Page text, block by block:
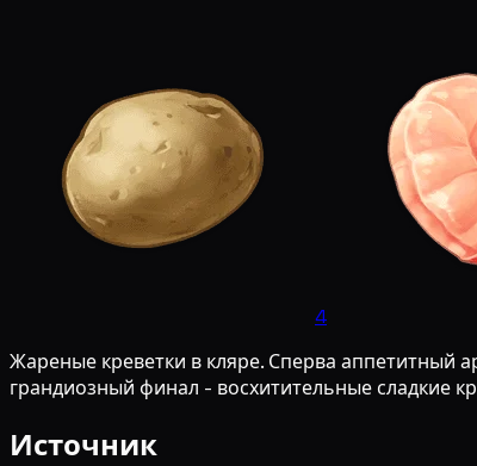
4
Жареные креветки в кляре. Сперва аппетитный
грандиозный финал - восхитительные сладкие
Источник